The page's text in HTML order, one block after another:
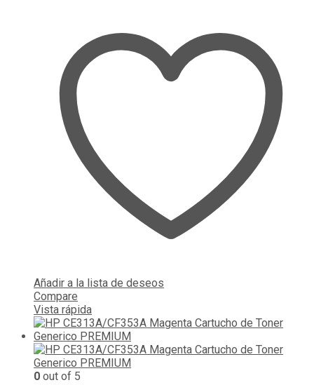
Añadir a la lista de deseos
Compare
Vista rápida
0 out of 5